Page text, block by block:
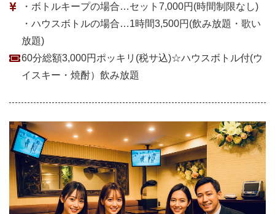
・ボトルキープの場合…セット7,000円(時間制限なし)
・ハウスボトルの場合…1時間3,500円(飲み放題・歌い
放題)
60分総額3,000円ポッキリ(税サ込)☆ハウスボトル付(ウ
イスキー・焼酎）飲み放題